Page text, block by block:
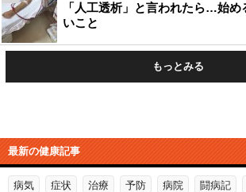
「人工透析」と言われたら…始め
いこと
もっとみる
最新の健康記事
病気 症状 治療 予防 病院 闘病記